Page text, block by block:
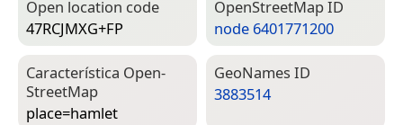
Open location code
47RCJMXG+FP
Open­Street­Map ID
node 6401771200
Característica Open­
Street­Map
place=­hamlet
Geo­Names ID
3883514